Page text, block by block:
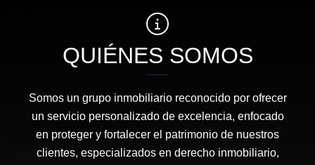
QUIÉNES SOMOS
Somos un grupo inmobiliario reconocido por ofrecer
un servicio personalizado de excelencia, enfocado
en proteger y fortalecer el patrimonio de nuestros
clientes, especializados en derecho inmobiliario,